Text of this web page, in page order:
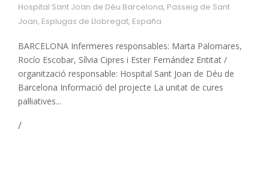
Hospital Sant Joan de Déu Barcelona, Passeig de Sant
Joan, Esplugas de Llobregat, España
BARCELONA Infermeres responsables: Marta Palomares,
Rocío Escobar, Sílvia Cipres i Ester Fernández Entitat /
organització responsable: Hospital Sant Joan de Déu de
Barcelona Informació del projecte La unitat de cures
pal·liatives...